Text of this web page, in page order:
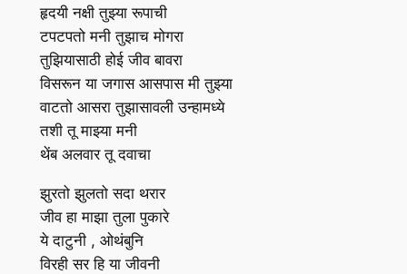
हृदयी नक्षी तुझ्या रूपाची
टपटपतो मनी तुझाच मोगरा
तुझियासाठी होई जीव बावरा
विसरून या जगास आसपास मी तुझ्या
वाटतो आसरा तुझासावली उन्हामध्ये
तशी तू माझ्या मनी
थेंब अलवार तू दवाचा
झुरतो झुलतो सदा थरार
जीव हा माझा तुला पुकारे
ये दाटुनी , ओथंबुनि
विरही सर हि या जीवनी